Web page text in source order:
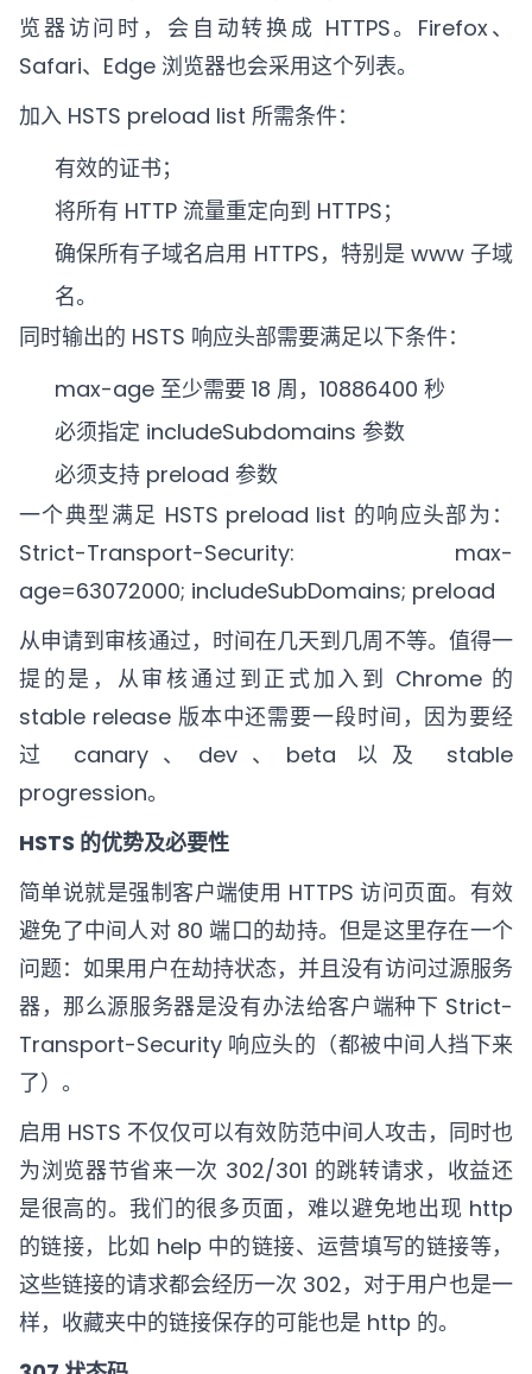
览器访问时，会自动转换成 HTTPS。Firefox、
Safari、Edge 浏览器也会采用这个列表。
加入 HSTS preload list 所需条件：
有效的证书；
将所有 HTTP 流量重定向到 HTTPS；
确保所有子域名启用 HTTPS，特别是 www 子域
名。
同时输出的 HSTS 响应头部需要满足以下条件：
max-age 至少需要 18 周，10886400 秒
必须指定 includeSubdomains 参数
必须支持 preload 参数
一个典型满足 HSTS preload list 的响应头部为：
Strict-Transport-Security: max-
age=63072000; includeSubDomains; preload
从申请到审核通过，时间在几天到几周不等。值得一
提的是，从审核通过到正式加入到 Chrome 的
stable release 版本中还需要一段时间，因为要经
过 canary、dev、beta 以及 stable
progression。
HSTS 的优势及必要性
简单说就是强制客户端使用 HTTPS 访问页面。有效
避免了中间人对 80 端口的劫持。但是这里存在一个
问题：如果用户在劫持状态，并且没有访问过源服务
器，那么源服务器是没有办法给客户端种下 Strict-
Transport-Security 响应头的（都被中间人挡下来
了）。
启用 HSTS 不仅仅可以有效防范中间人攻击，同时也
为浏览器节省来一次 302/301 的跳转请求，收益还
是很高的。我们的很多页面，难以避免地出现 http
的链接，比如 help 中的链接、运营填写的链接等，
这些链接的请求都会经历一次 302，对于用户也是一
样，收藏夹中的链接保存的可能也是 http 的。